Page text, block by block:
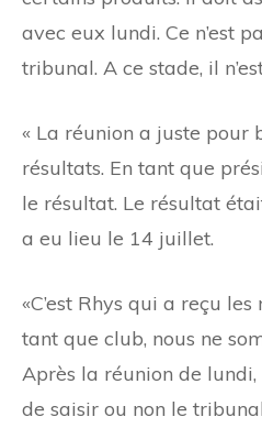
avec eux lundi. Ce n’est
tribunal. A ce stade, il
« La réunion a juste pour
résultats. En tant que
le résultat. Le résultat
a eu lieu le 14 juillet.
«C’est Rhys qui a reçu
tant que club, nous ne
Après la réunion de
de saisir ou non le